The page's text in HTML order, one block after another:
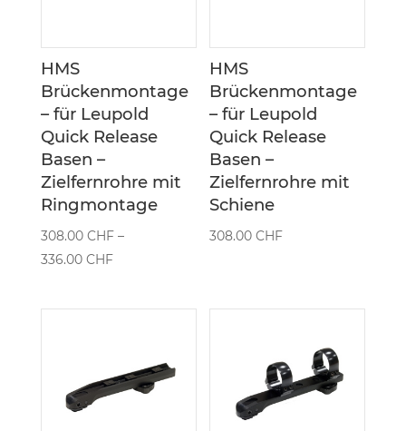
HMS
Brückenmontage
– für Leupold
Quick Release
Basen –
Zielfernrohre mit
Ringmontage
308.00 CHF –
336.00 CHFPreisspanne:
bis
HMS
Brückenmontage
– für Leupold
Quick Release
Basen –
Zielfernrohre mit
Schiene
308.00CHF